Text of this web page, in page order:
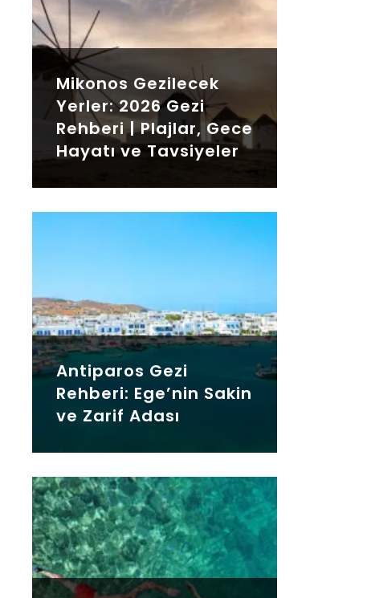
Mikonos Gezilecek
Yerler: 2026 Gezi
Rehberi | Plajlar, Gece
Hayatı ve Tavsiyeler
Antiparos Gezi
Rehberi: Ege’nin Sakin
ve Zarif Adası